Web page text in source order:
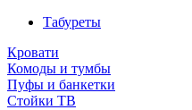
Табуреты
Кровати
Комоды и тумбы
Пуфы и банкетки
Стойки ТВ